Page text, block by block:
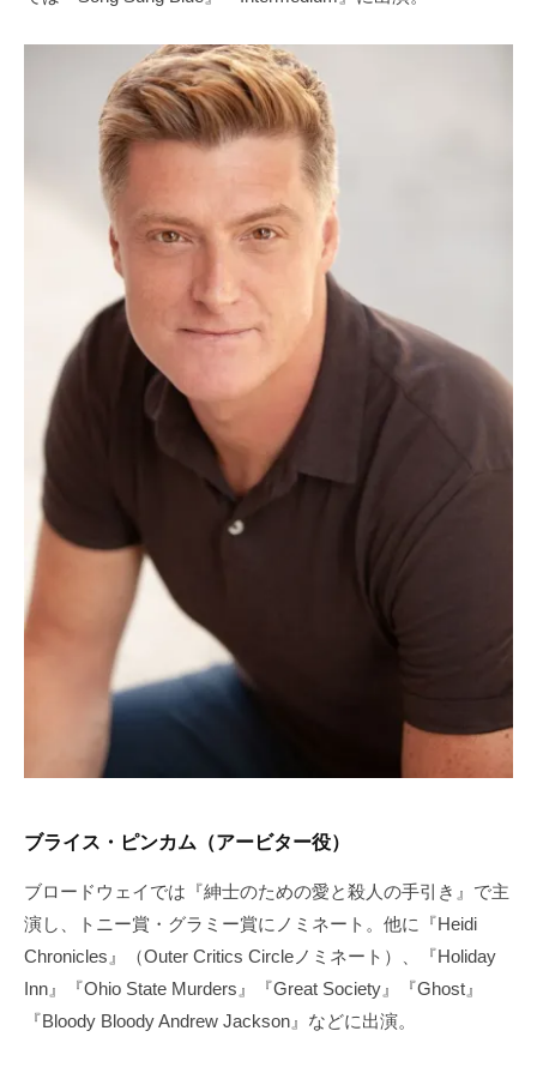
ブライス・ピンカム（アービター役）
ブロードウェイでは『紳士のための愛と殺人の手引き』で主
演し、トニー賞・グラミー賞にノミネート。他に『Heidi
Chronicles』（Outer Critics Circleノミネート）、『Holiday
Inn』『Ohio State Murders』『Great Society』『Ghost』
『Bloody Bloody Andrew Jackson』などに出演。